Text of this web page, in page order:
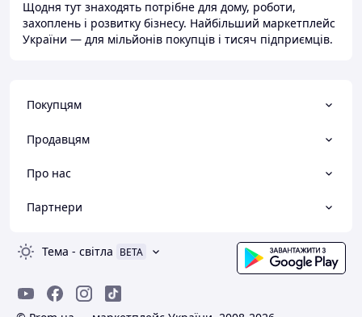
Щодня тут знаходять потрібне для дому, роботи,
захоплень і розвитку бізнесу. Найбільший маркетплейс
України — для мільйонів покупців і тисяч підприємців.
Покупцям
Продавцям
Про нас
Партнери
Тема - світла BETA